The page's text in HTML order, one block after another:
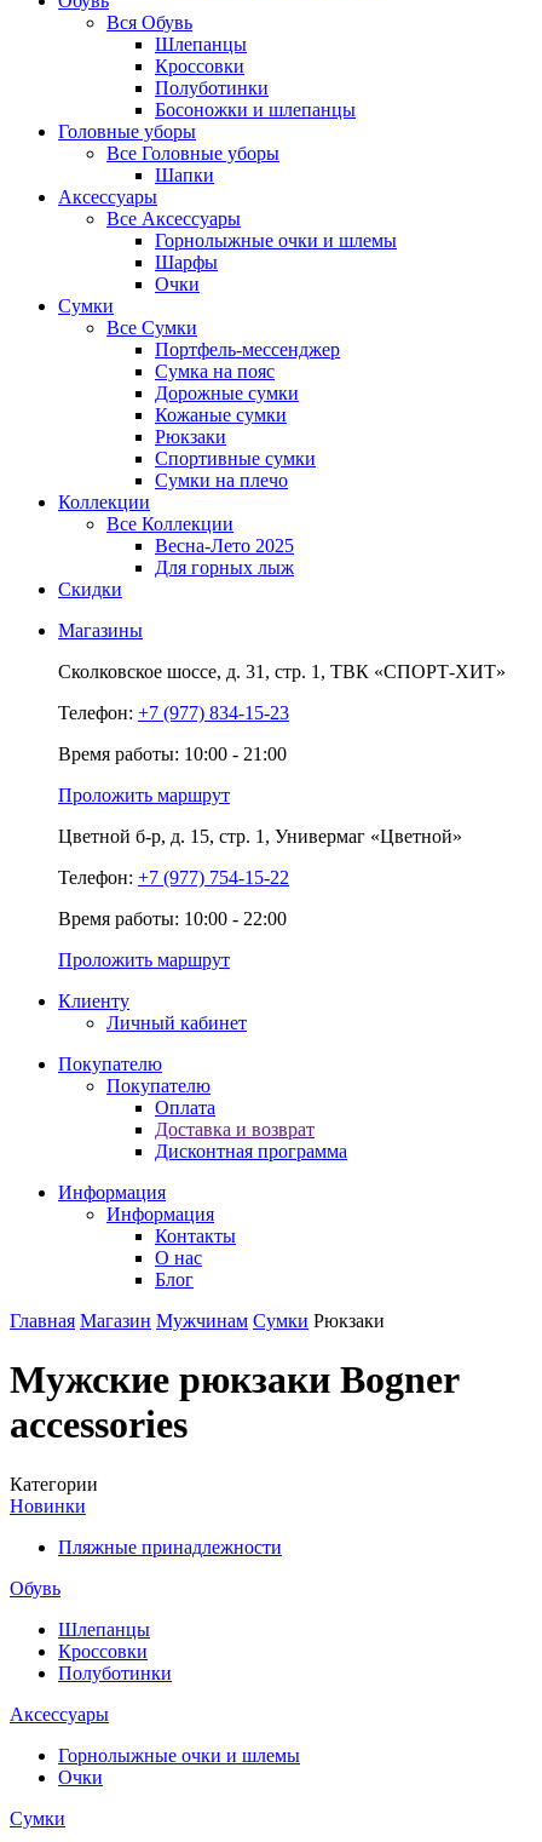
Вся Обувь
Шлепанцы
Кроссовки
Полуботинки
Босоножки и шлепанцы
Головные уборы
Все Головные уборы
Шапки
Аксессуары
Все Аксессуары
Горнолыжные очки и шлемы
Шарфы
Очки
Сумки
Все Сумки
Портфель-мессенджер
Сумка на пояс
Дорожные сумки
Кожаные сумки
Рюкзаки
Спортивные сумки
Сумки на плечо
Коллекции
Все Коллекции
Весна-Лето 2025
Для горных лыж
Скидки
Магазины
Сколковское шоссе, д. 31, стр. 1, ТВК «СПОРТ-ХИТ»
Телефон: +7 (977) 834-15-23
Время работы: 10:00 - 21:00
Проложить маршрут
Цветной б-р, д. 15, стр. 1, Универмаг «Цветной»
Телефон: +7 (977) 754-15-22
Время работы: 10:00 - 22:00
Проложить маршрут
Клиенту
Личный кабинет
Покупателю
Покупателю
Оплата
Доставка и возврат
Дисконтная программа
Информация
Информация
Контакты
О нас
Блог
Главная Магазин Мужчинам Сумки Рюкзаки
Мужские рюкзаки Bogner
accessories
Категории
Новинки
Пляжные принадлежности
Обувь
Шлепанцы
Кроссовки
Полуботинки
Аксессуары
Горнолыжные очки и шлемы
Очки
Сумки